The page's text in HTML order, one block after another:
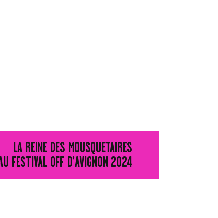
LA REINE DES MOUSQUETAIRES
FESTIVAL OFF D’AVIGNON 2024